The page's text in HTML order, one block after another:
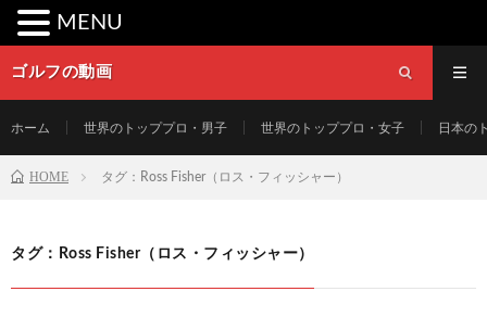
ゴルフの動画
ホーム 世界のトッププロ・男子 世界のトッププロ・女子 日本の
HOME タグ：Ross Fisher（ロス・フィッシャー）
タグ：Ross Fisher（ロス・フィッシャー）
MENU